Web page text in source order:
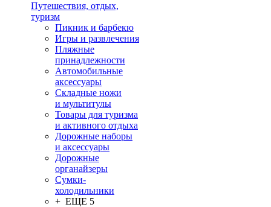
Путешествия, отдых,
туризм
Пикник и барбекю
Игры и развлечения
Пляжные
принадлежности
Автомобильные
аксессуары
Складные ножи
и мультитулы
Товары для туризма
и активного отдыха
Дорожные наборы
и аксессуары
Дорожные
органайзеры
Сумки-
холодильники
+ ЕЩЕ 5